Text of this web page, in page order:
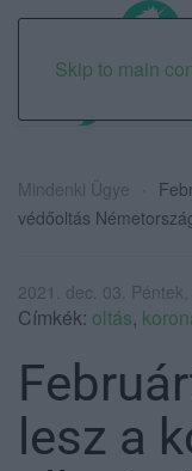
Skip to main
Mindenki Ügye
védőoltás
2021. dec. 03.
Címkék: oltás,
lesz a